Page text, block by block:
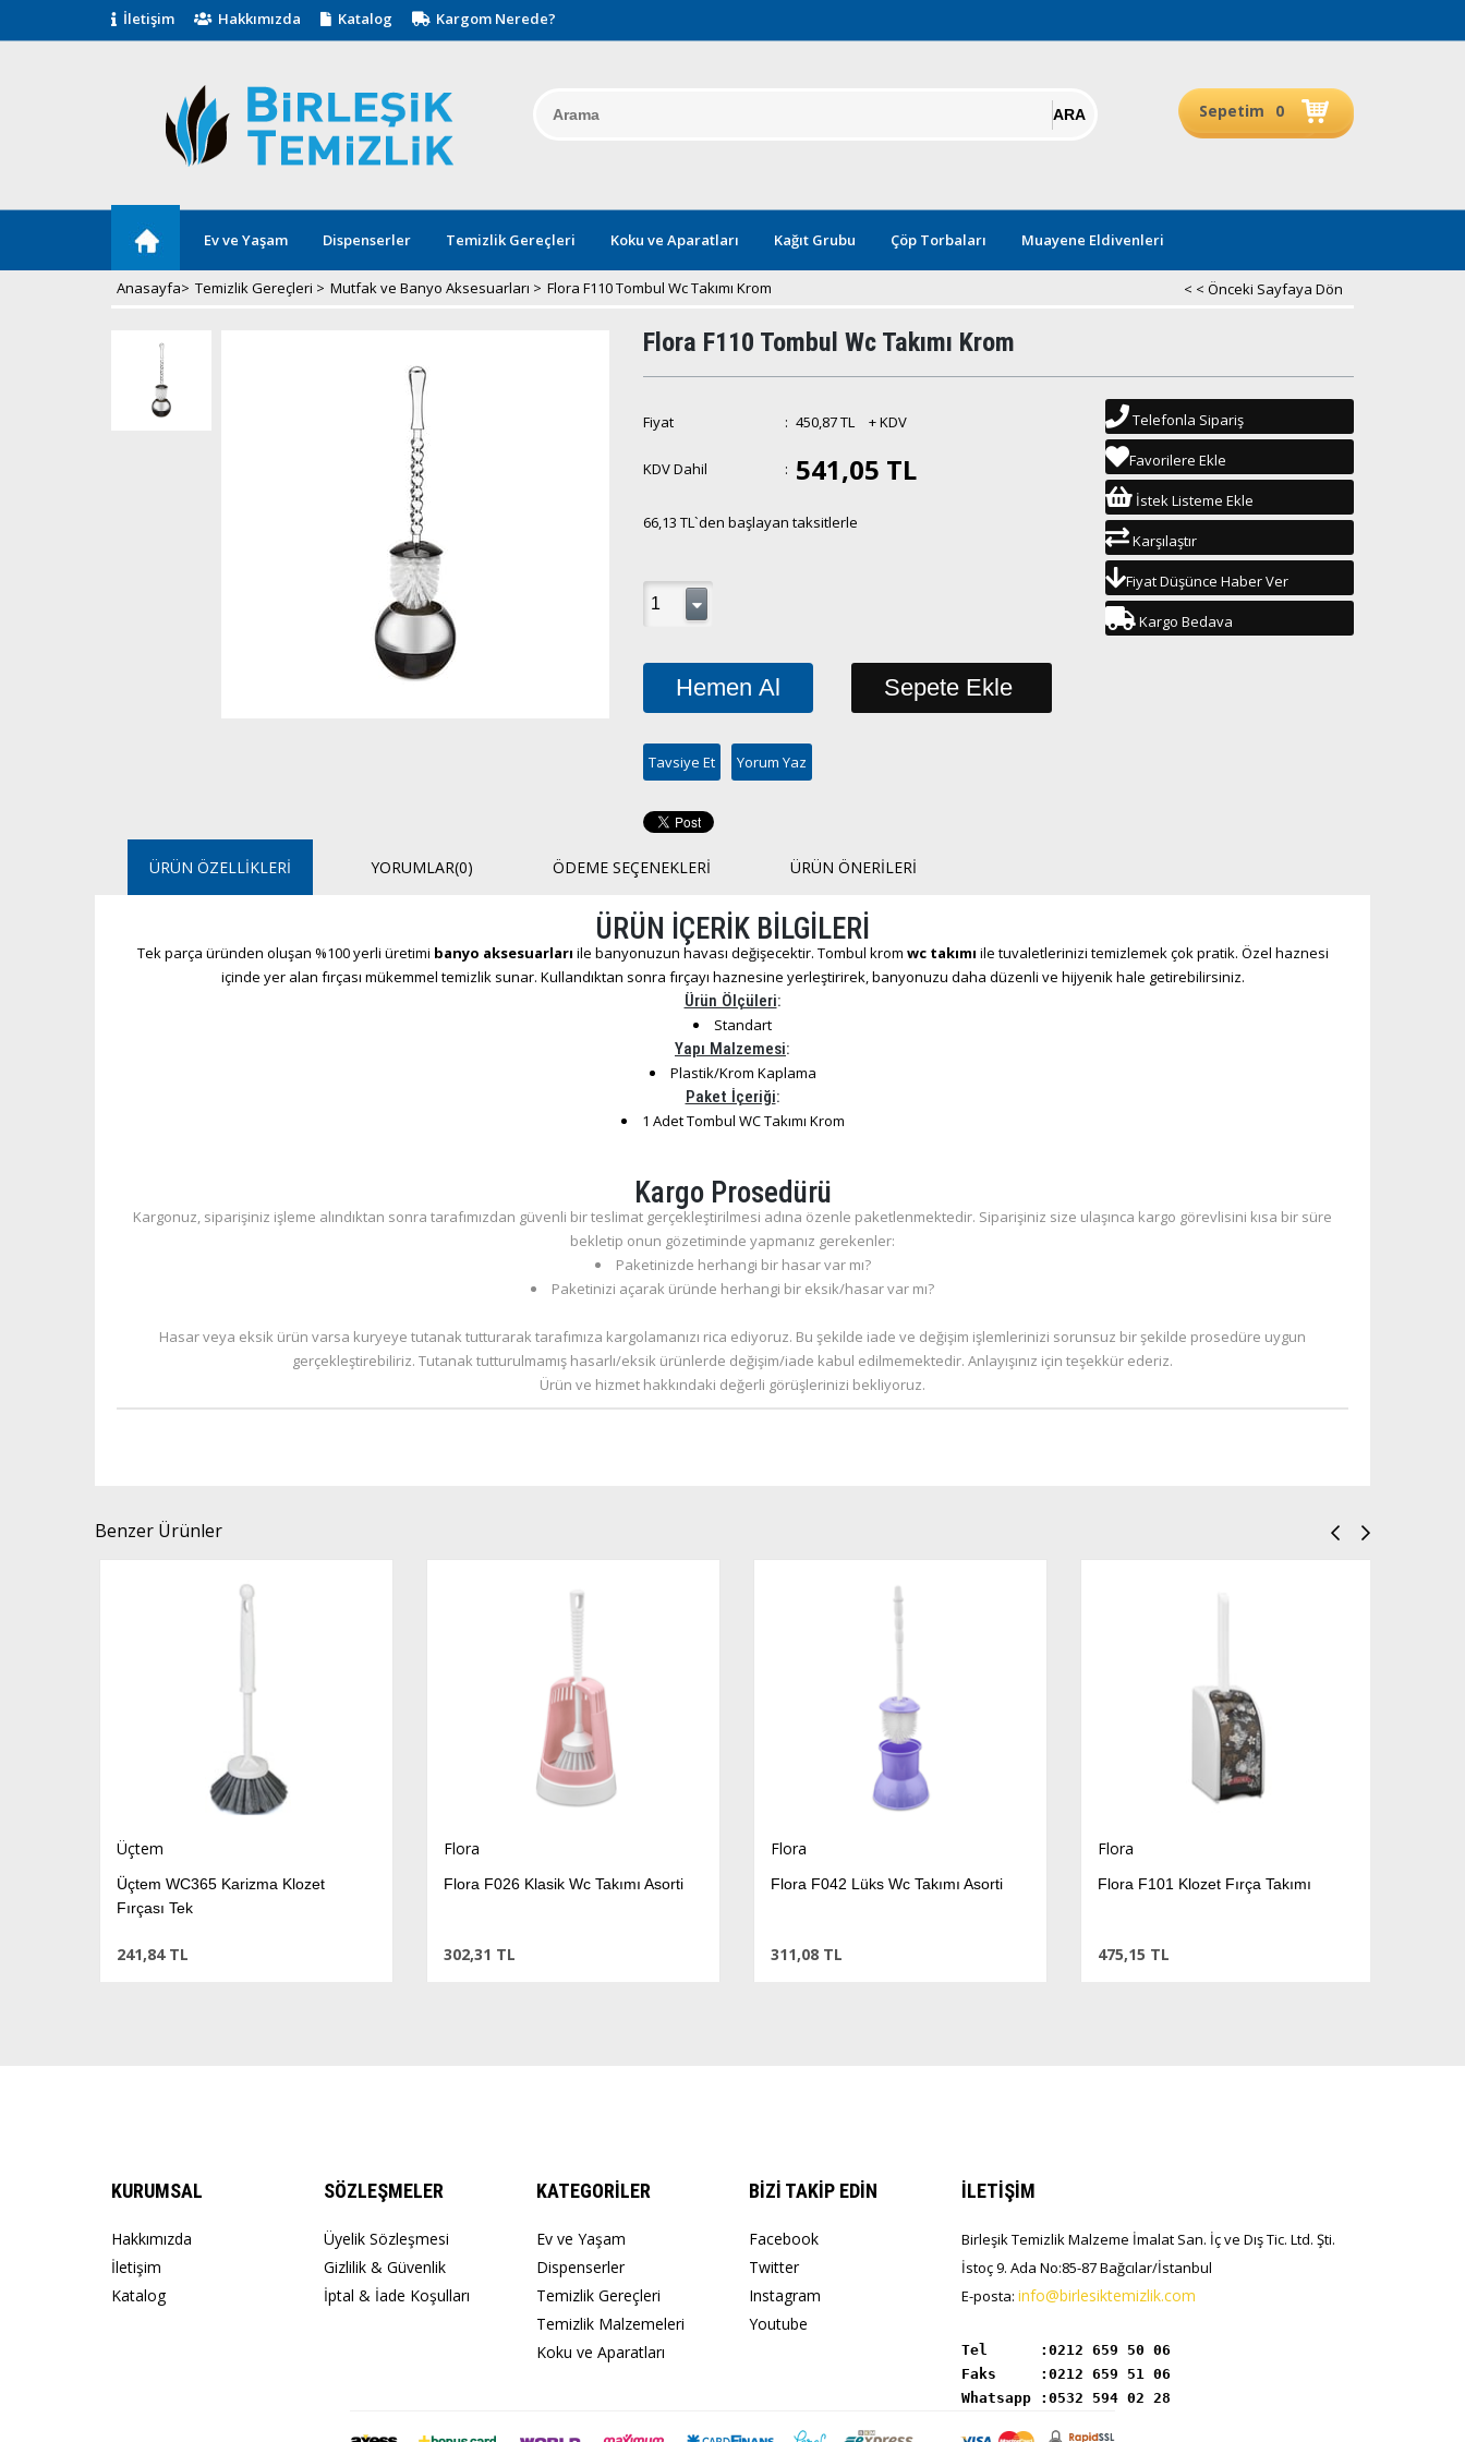
İletişim Hakkımızda Katalog Kargom Nerede?
Sepetim 0
Ev ve Yaşam Dispenserler Temizlik Gereçleri Koku ve Aparatları Kağıt Grubu Çöp Torbaları Muayene Eldivenleri
Anasayfa> Temizlik Gereçleri > Mutfak ve Banyo Aksesuarları > Flora F110 Tombul Wc Takımı Krom < < Önceki Sayfaya Dön
Flora F110 Tombul Wc Takımı Krom
Fiyat : 450,87 TL + KDV
KDV Dahil : 541,05 TL
66,13 TL`den başlayan taksitlerle
Telefonla Sipariş
Favorilere Ekle
İstek Listeme Ekle
Karşılaştır
Fiyat Düşünce Haber Ver
Kargo Bedava
Tavsiye Et Yorum Yaz
ÜRÜN ÖZELLIKLERI YORUMLAR(0) ÖDEME SEÇENEKLERI ÜRÜN ÖNERILERI
ÜRÜN İÇERİK BİLGİLERİ
Tek parça üründen oluşan %100 yerli üretimi banyo aksesuarları ile banyonuzun havası değişecektir. Tombul krom wc takımı ile tuvaletlerinizi temizlemek çok pratik. Özel haznesi
içinde yer alan fırçası mükemmel temizlik sunar. Kullandıktan sonra fırçayı haznesine yerleştirirek, banyonuzu daha düzenli ve hijyenik hale getirebilirsiniz.
Ürün Ölçüleri:
Standart
Yapı Malzemesi:
Plastik/Krom Kaplama
Paket İçeriği:
1 Adet Tombul WC Takımı Krom
Kargo Prosedürü
Kargonuz, siparişiniz işleme alındıktan sonra tarafımızdan güvenli bir teslimat gerçekleştirilmesi adına özenle paketlenmektedir. Siparişiniz size ulaşınca kargo görevlisini kısa bir süre
bekletip onun gözetiminde yapmanız gerekenler:
Paketinizde herhangi bir hasar var mı?
Paketinizi açarak üründe herhangi bir eksik/hasar var mı?
Hasar veya eksik ürün varsa kuryeye tutanak tutturarak tarafımıza kargolamanızı rica ediyoruz. Bu şekilde iade ve değişim işlemlerinizi sorunsuz bir şekilde prosedüre uygun
gerçekleştirebiliriz. Tutanak tutturulmamış hasarlı/eksik ürünlerde değişim/iade kabul edilmemektedir. Anlayışınız için teşekkür ederiz.
Ürün ve hizmet hakkındaki değerli görüşlerinizi bekliyoruz.
Benzer Ürünler
Üçtem
Üçtem WC365 Karizma Klozet
Fırçası Tek
241,84 TL
Flora
Flora F026 Klasik Wc Takımı Asorti
302,31 TL
Flora
Flora F042 Lüks Wc Takımı Asorti
311,08 TL
Flora
Flora F101 Klozet Fırça Takımı
475,15 TL
KURUMSAL
Hakkımızda
İletişim
Katalog
SÖZLEŞMELER
Üyelik Sözleşmesi
Gizlilik & Güvenlik
İptal & İade Koşulları
KATEGORİLER
Ev ve Yaşam
Dispenserler
Temizlik Gereçleri
Temizlik Malzemeleri
Koku ve Aparatları
BİZİ TAKİP EDİN
Facebook
Twitter
Instagram
Youtube
İLETİŞİM
Birleşik Temizlik Malzeme İmalat San. İç ve Dış Tic. Ltd. Şti.
İstoç 9. Ada No:85-87 Bağcılar/İstanbul
E-posta: info@birlesiktemizlik.com
Tel      :
Whatsapp :0532 594 02 28